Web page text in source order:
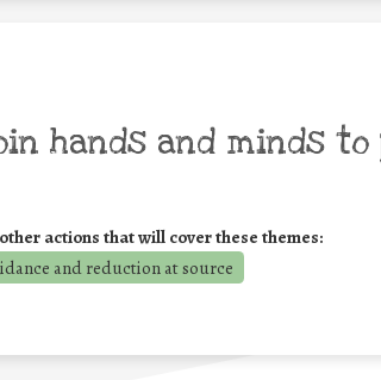
hands and minds to
actions that will cover these themes:
and reduction at source